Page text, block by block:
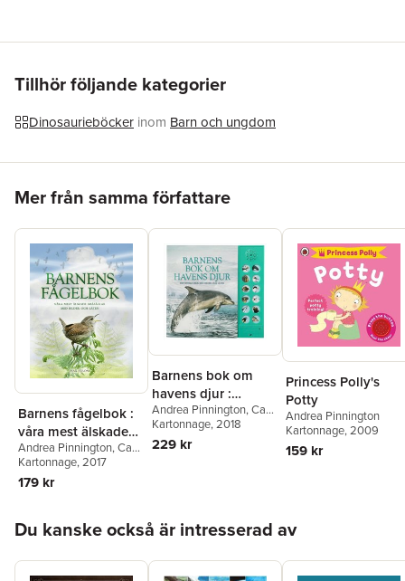
Förlag
Max Ström
Miljömärkning
The little book of Dinosaur sounds
Översättare
Hans-Jacob Nilsson, Åsa Jonason
Tillhör följande kategorier
Dinosaurieböcker inom Barn och ungdom
Mer från samma författare
Barnens fågelbok :
våra mest älskade
småfåglar med
bilder och läten
Andrea Pinnington,Caz
Buckingham
Kartonnage, 2017
179 kr
Barnens bok om
havens djur :
fantastiska djur med
bilder och läten
Andrea Pinnington,Caz
Buckingham
Kartonnage, 2018
229 kr
Princess Polly's
Potty
Andrea Pinnington
Kartonnage, 2009
159 kr
Du kanske också är intresserad av